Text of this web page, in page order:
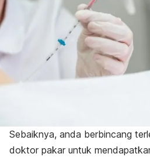
Sebaiknya, anda berbincang
doktor pakar untuk